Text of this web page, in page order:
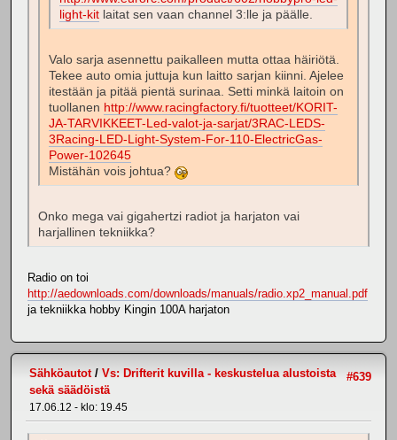
light-kit laitat sen vaan channel 3:lle ja päälle.
Valo sarja asennettu paikalleen mutta ottaa häiriötä.
Tekee auto omia juttuja kun laitto sarjan kiinni. Ajelee
itestään ja pitää pientä surinaa. Setti minkä laitoin on
tuollanen http://www.racingfactory.fi/tuotteet/KORIT-
JA-TARVIKKEET-Led-valot-ja-sarjat/3RAC-LEDS-
3Racing-LED-Light-System-For-110-ElectricGas-
Power-102645
Mistähän vois johtua?
Onko mega vai gigahertzi radiot ja harjaton vai
harjallinen tekniikka?
Radio on toi
http://aedownloads.com/downloads/manuals/radio.xp2_manual.pdf
ja tekniikka hobby Kingin 100A harjaton
#639
Sähköautot/ Vs: Drifterit kuvilla - keskustelua alustoista
sekä säädöistä
17.06.12 - klo: 19.45